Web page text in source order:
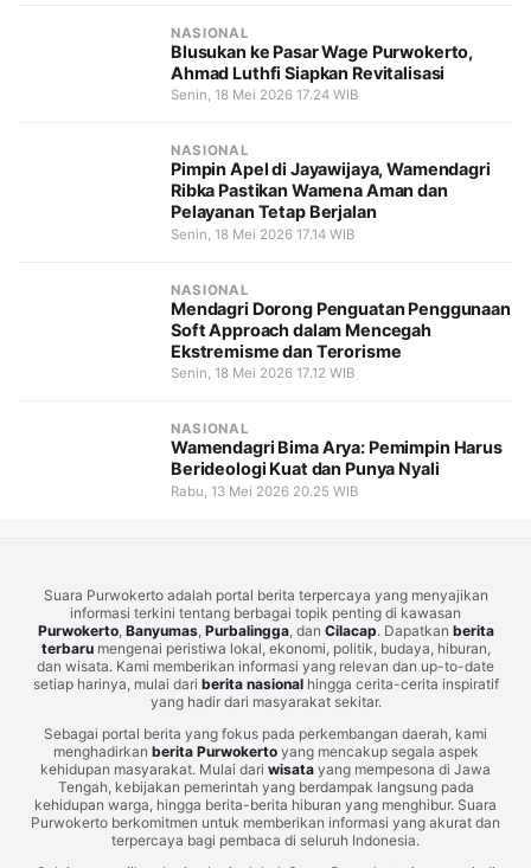
NASIONAL
Blusukan ke Pasar Wage Purwokerto,
Ahmad Luthfi Siapkan Revitalisasi
Senin, 18 Mei 2026 17.24 WIB
NASIONAL
Pimpin Apel di Jayawijaya, Wamendagri
Ribka Pastikan Wamena Aman dan
Pelayanan Tetap Berjalan
Senin, 18 Mei 2026 17.14 WIB
NASIONAL
Mendagri Dorong Penguatan Penggunaan
Soft Approach dalam Mencegah
Ekstremisme dan Terorisme
Senin, 18 Mei 2026 17.12 WIB
NASIONAL
Wamendagri Bima Arya: Pemimpin Harus
Berideologi Kuat dan Punya Nyali
Rabu, 13 Mei 2026 20.25 WIB
Suara Purwokerto adalah portal berita terpercaya yang menyajikan
informasi terkini tentang berbagai topik penting di kawasan
Purwokerto, Banyumas, Purbalingga, dan Cilacap. Dapatkan berita
terbarumengenai peristiwa lokal, ekonomi, politik, budaya, hiburan,
dan wisata. Kami memberikan informasi yang relevan dan up-to-date
setiap harinya, mulai dari berita nasionalhingga cerita-cerita inspiratif
yang hadir dari masyarakat sekitar.
Sebagai portal berita yang fokus pada perkembangan daerah, kami
menghadirkan berita Purwokertoyang mencakup segala aspek
kehidupan masyarakat. Mulai dari wisata yang mempesona di Jawa
Tengah, kebijakan pemerintah yang berdampak langsung pada
kehidupan warga, hingga berita-berita hiburan yang menghibur. Suara
Purwokerto berkomitmen untuk memberikan informasi yang akurat dan
terpercaya bagi pembaca di seluruh Indonesia.